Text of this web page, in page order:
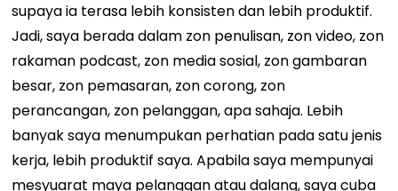
supaya ia terasa lebih konsisten dan lebih produktif.
Jadi, saya berada dalam zon penulisan, zon video, zon
rakaman podcast, zon media sosial, zon gambaran
besar, zon pemasaran, zon corong, zon
perancangan, zon pelanggan, apa sahaja. Lebih
banyak saya menumpukan perhatian pada satu jenis
kerja, lebih produktif saya. Apabila saya mempunyai
mesyuarat maya pelanggan atau dalang, saya cuba